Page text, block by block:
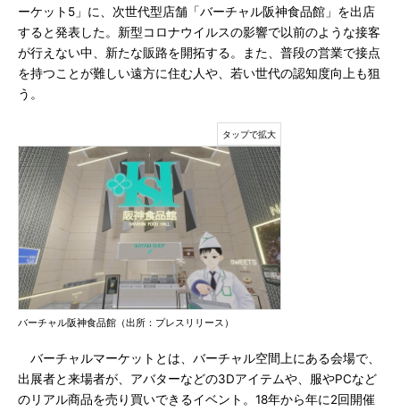
ーケット5」に、次世代型店舗「バーチャル阪神食品館」を出店
すると発表した。新型コロナウイルスの影響で以前のような接客
が行えない中、新たな販路を開拓する。また、普段の営業で接点
を持つことが難しい遠方に住む人や、若い世代の認知度向上も狙
う。
バーチャル阪神食品館（出所：プレスリリース）
バーチャルマーケットとは、バーチャル空間上にある会場で、
出展者と来場者が、アバターなどの3Dアイテムや、服やPCなど
のリアル商品を売り買いできるイベント。18年から年に2回開催